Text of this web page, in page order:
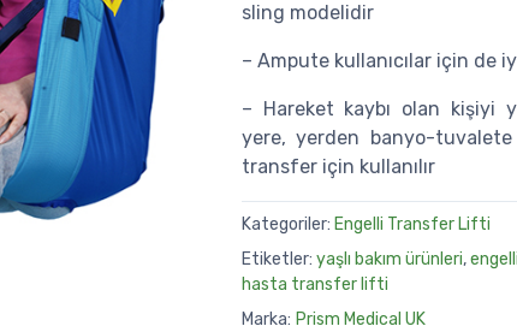
sling modelidir
– Ampute kullanıcılar için de
– Hareket kaybı olan kişiyi
yere, yerden banyo-
transfer için kullanılır
Kategoriler: Engelli Transfer Lifti
Etiketler: yaşlı bakım ürünleri,
hasta transfer lifti
Marka: Prism Medical UK